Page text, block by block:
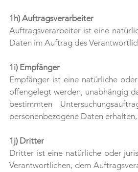
1h) Auftragsverarbeiter
Auftragsverarbeiter ist eine
Daten im Auftrag des
1i) Empfänger
Empfänger ist eine natürliche
offengelegt werden, unabhängig
bestimmten
personenbezogene Daten
1j) Dritter
Dritter ist eine natürliche oder
Verantwortlichen, dem